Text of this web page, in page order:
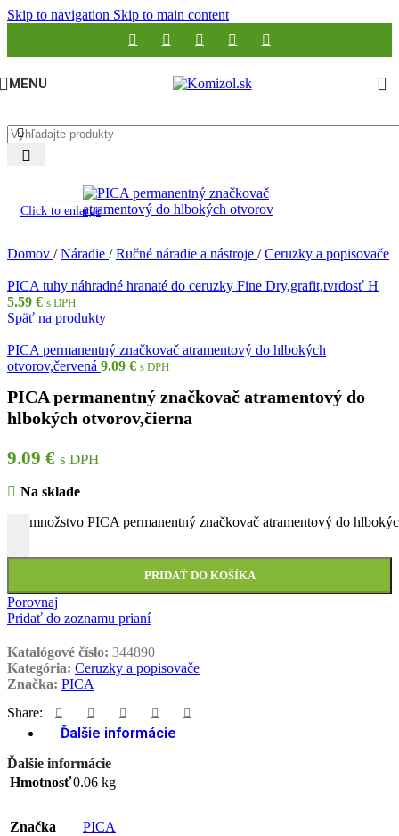
Skip to navigation Skip to main content
MENU
Click to enlarge
Domov / Náradie / Ručné náradie a nástroje / Ceruzky a popisovače
PICA tuhy náhradné hranaté do ceruzky Fine Dry,grafit,tvrdosť H
5.59 € s DPH
Späť na produkty
PICA permanentný značkovač atramentový do hlbokých
otvorov,červená 9.09 € s DPH
PICA permanentný značkovač atramentový do
hlbokých otvorov,čierna
9.09 € s DPH
Na sklade
-
množstvo PICA permanentný značkovač atramentový do
PRIDAŤ DO KOŠÍKA
Porovnaj
Pridať do zoznamu prianí
Katalógové číslo: 344890
Kategória: Ceruzky a popisovače
Značka: PICA
Share:
Ďalšie informácie
Ďalšie informácie
Hmotnosť0.06 kg
Značka PICA